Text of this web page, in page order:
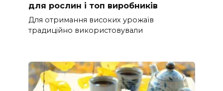
для рослин і топ виробників
Для отримання високих урожаїв
традиційно використовували